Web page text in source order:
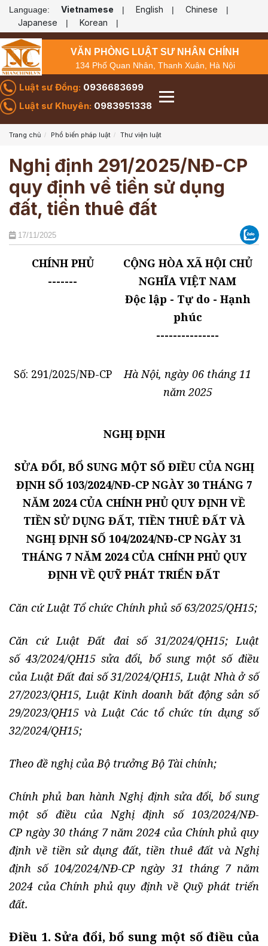
Language: Vietnamese | English | Chinese |
Japanese | Korean |
VĂN PHÒNG LUẬT SƯ NHÂN CHÍNH
134 Phố Quan Nhân, Thanh Xuân, Hà Nội
Luật sư Đồng: 0936683699
Luật sư Khuyên: 0983951338
Trang chủ Phổ biến pháp luật Thư viện luật
Nghị định 291/2025/NĐ-CP
quy định về tiền sử dụng
đất, tiền thuê đất
17/11/2025
CHÍNH PHỦ
-------
CỘNG HÒA XÃ HỘI CHỦ
NGHĨA VIỆT NAM
Độc lập - Tự do - Hạnh
phúc
---------------
Số: 291/2025/NĐ-CP
Hà Nội, ngày 06 tháng 11
năm 2025
NGHỊ ĐỊNH
SỬA ĐỔI, BỔ SUNG MỘT SỐ ĐIỀU CỦA NGHỊ
ĐỊNH SỐ 103/2024/NĐ-CP NGÀY 30 THÁNG 7
NĂM 2024 CỦA CHÍNH PHỦ QUY ĐỊNH VỀ
TIỀN SỬ DỤNG ĐẤT, TIỀN THUÊ ĐẤT VÀ
NGHỊ ĐỊNH SỐ 104/2024/NĐ-CP NGÀY 31
THÁNG 7 NĂM 2024 CỦA CHÍNH PHỦ QUY
ĐỊNH VỀ QUỸ PHÁT TRIỂN ĐẤT
Căn cứ Luật Tổ chức Chính phủ số 63/2025/QH15;
Căn cứ Luật Đất đai số 31/2024/QH15; Luật
số 43/2024/QH15 sửa đổi, bổ sung một số điều
của Luật Đất đai số 31/2024/QH15, Luật Nhà ở số
27/2023/QH15, Luật Kinh doanh bất động sản số
29/2023/QH15 và Luật Các tổ chức tín dụng số
32/2024/QH15;
Theo đề nghị của Bộ trưởng Bộ Tài chính;
Chính phủ ban hành Nghị định sửa đổi, bổ sung
một số điều của Nghị định số 103/2024/NĐ-
CP ngày 30 tháng 7 năm 2024 của Chính phủ quy
định về tiền sử dụng đất, tiền thuê đất và Nghị
định số 104/2024/NĐ-CP ngày 31 tháng 7 năm
2024 của Chính phủ quy định về Quỹ phát triển
đất.
Điều 1. Sửa đổi, bổ sung một số điều của